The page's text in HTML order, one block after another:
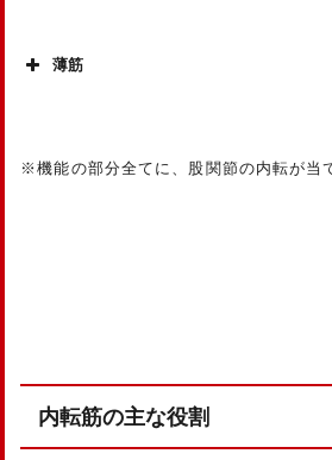
薄筋
※機能の部分全てに、股関節の内転が当
内転筋の主な役割